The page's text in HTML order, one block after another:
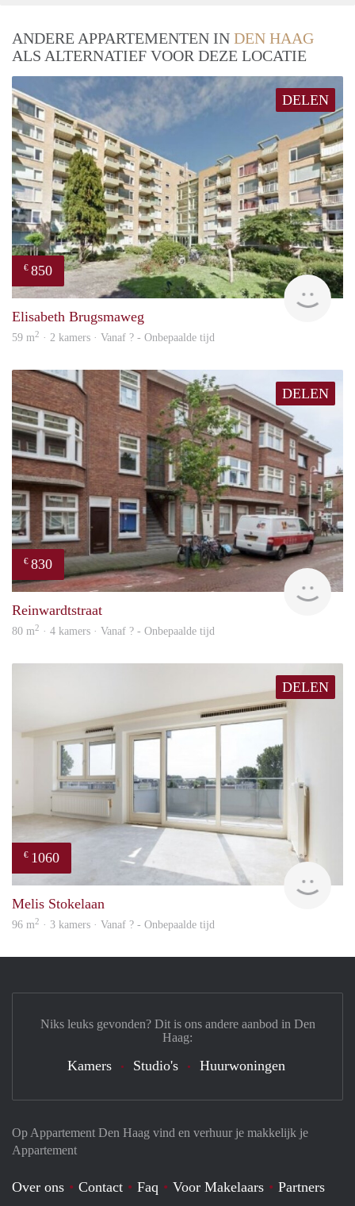
ANDERE APPARTEMENTEN IN DEN HAAG
ALS ALTERNATIEF VOOR DEZE LOCATIE
DELEN
€ 850
Elisabeth Brugsmaweg
59 m2 · 2 kamers · Vanaf ? - Onbepaalde tijd
DELEN
€ 830
Reinwardtstraat
80 m2 · 4 kamers · Vanaf ? - Onbepaalde tijd
DELEN
€ 1060
Melis Stokelaan
96 m2 · 3 kamers · Vanaf ? - Onbepaalde tijd
Op Appartement Den Haag vind en verhuur je makkelijk je
Appartement
Over ons Contact Faq Voor Makelaars Partners
Niks leuks gevonden? Dit is ons andere aanbod in Den
Haag:
Kamers Studio's Huurwoningen